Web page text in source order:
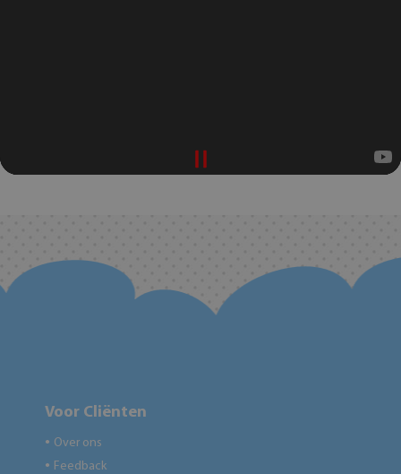
Voor Cliënten
● Over ons
● Feedback